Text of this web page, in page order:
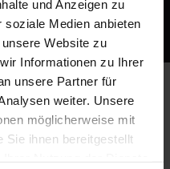
und Anzeigen zu
soziale Medien anbieten
Website zu
Informationen zu Ihrer
unsere Partner für
weiter. Unsere
möglicherweise mit
Sie ihnen bereitgestellt
5251 / 54481-0
Fragen